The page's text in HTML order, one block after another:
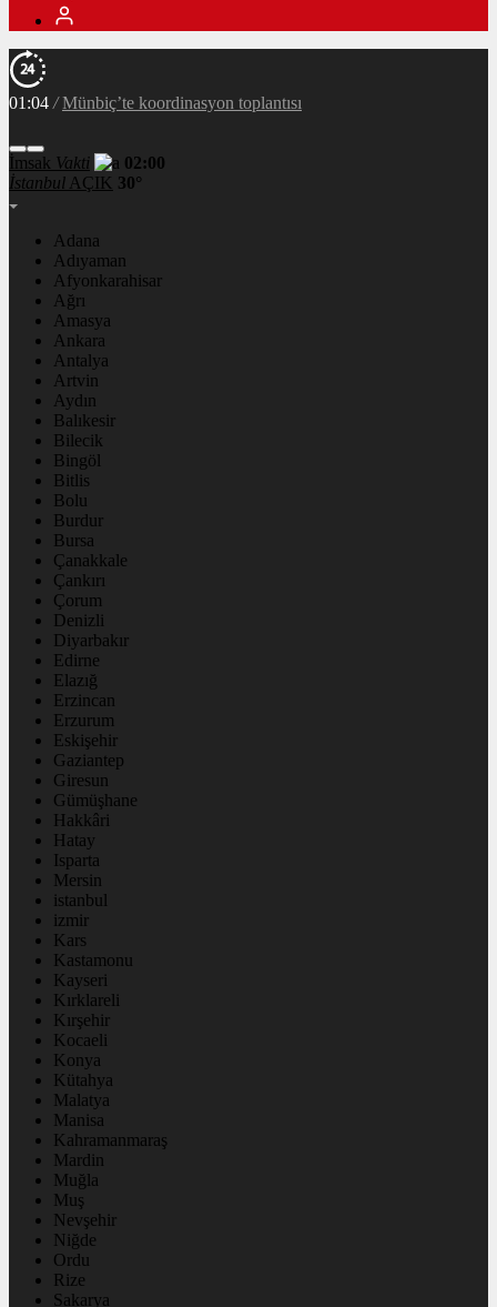
01:04 / Münbiç’te koordinasyon toplantısı
İmsak Vakti
02:00
İstanbul AÇIK 30°
Adana
Adıyaman
Afyonkarahisar
Ağrı
Amasya
Ankara
Antalya
Artvin
Aydın
Balıkesir
Bilecik
Bingöl
Bitlis
Bolu
Burdur
Bursa
Çanakkale
Çankırı
Çorum
Denizli
Diyarbakır
Edirne
Elazığ
Erzincan
Erzurum
Eskişehir
Gaziantep
Giresun
Gümüşhane
Hakkâri
Hatay
Isparta
Mersin
istanbul
izmir
Kars
Kastamonu
Kayseri
Kırklareli
Kırşehir
Kocaeli
Konya
Kütahya
Malatya
Manisa
Kahramanmaraş
Mardin
Muğla
Muş
Nevşehir
Niğde
Ordu
Rize
Sakarya